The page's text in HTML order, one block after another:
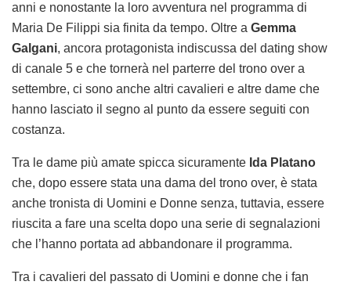
anni e nonostante la loro avventura nel programma di
Maria De Filippi sia finita da tempo. Oltre a Gemma
Galgani, ancora protagonista indiscussa del dating show
di canale 5 e che tornerà nel parterre del trono over a
settembre, ci sono anche altri cavalieri e altre dame che
hanno lasciato il segno al punto da essere seguiti con
costanza.
Tra le dame più amate spicca sicuramente Ida Platano
che, dopo essere stata una dama del trono over, è stata
anche tronista di Uomini e Donne senza, tuttavia, essere
riuscita a fare una scelta dopo una serie di segnalazioni
che l’hanno portata ad abbandonare il programma.
Tra i cavalieri del passato di Uomini e donne che i fan